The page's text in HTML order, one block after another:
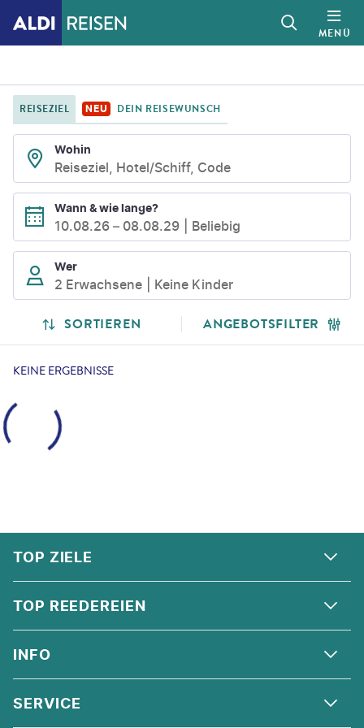
MENÜ
REISEZIEL NEU DEIN REISEWUNSCH
Wohin
Reiseziel, Hotel/Schiff, Code
Wann & wie lange?
10.08.26 – 08.08.29 Beliebig
Wer
2 Erwachsene Keine Kinder
SUCHLISTENSEITE
SUCHERGEBNISSE
SORTIEREN ANGEBOTSFILTER
KEINE ERGEBNISSE
TOP ZIELE
ALPEN
ANDALUSIEN
ORIENT
TOP REEDEREIEN
COSTA KREUZFAHRTEN
MSC CRUISES
INFO
ÜBER UNS
SERVICE